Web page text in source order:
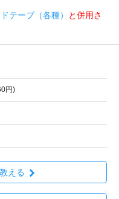
テープ（各種）
と併用さ
円)
える